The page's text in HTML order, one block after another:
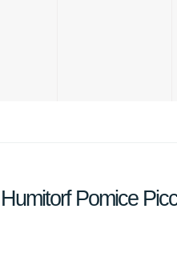
Humitorf Pomice